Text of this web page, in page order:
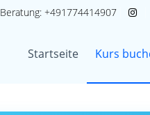
Beratung: +491774414907
Startseite Kurs